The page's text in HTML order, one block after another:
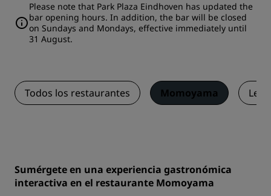
Please note that Park Plaza Eindhoven has updated the
bar opening hours. In addition, the bar will be closed
on Sundays and Mondays, effective immediately until
31 August.
Todos los restaurantes Momoyama Le
Sumérgete en una experiencia gastronómica
interactiva en el restaurante Momoyama